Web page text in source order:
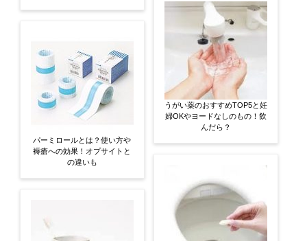
パーミロールとは？使い方や
褥瘡への効果！オプサイトと
の違いも
うがい薬のおすすめTOP5と妊
婦OKやヨードなしのもの！飲
んだら？